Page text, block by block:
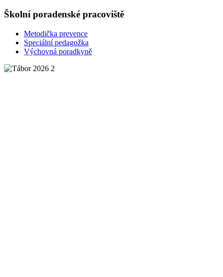
Školní poradenské pracoviště
Metodička prevence
Speciální pedagožka
Výchovná poradkyně